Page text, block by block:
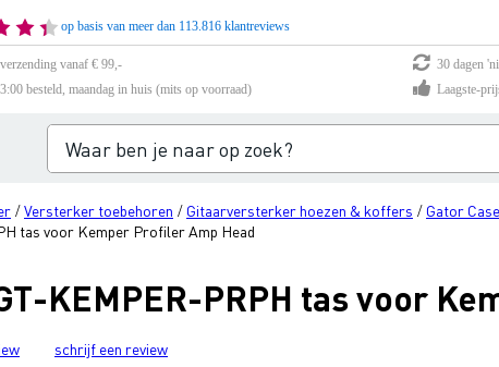
op basis van meer dan 113.816 klantreviews
vanaf € 99,-
30 dagen
besteld, maandag in huis (mits op voorraad)
Laagste-
/Versterker toebehoren / Gitaarversterker hoezen & koffers / Gator
tas voor Kemper Profiler Amp Head
KEMPER-PRPH tas voor
schrijf een review